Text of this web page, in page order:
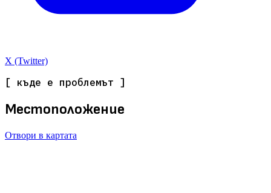
X (Twitter)
[ къде е проблемът ]
Местоположение
Отвори в картата